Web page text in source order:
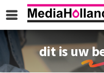
dit is uw